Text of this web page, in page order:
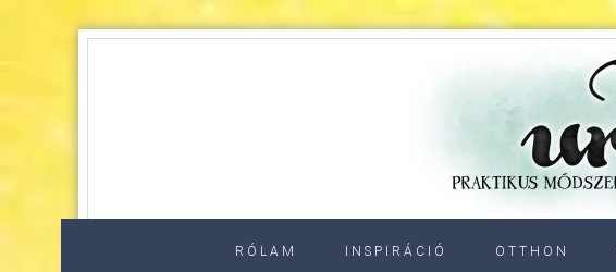
RÓLAM INSPIRÁCIÓ OTTHON